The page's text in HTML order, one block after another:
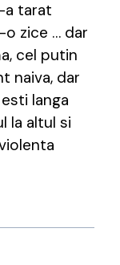
a tarat
zice … dar
cel putin
naiva, dar
langa
la altul si